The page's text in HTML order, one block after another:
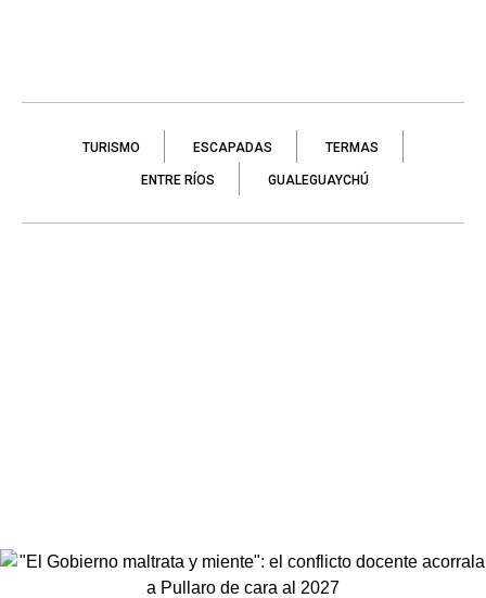
TURISMO ESCAPADAS TERMAS
ENTRE RÍOS GUALEGUAYCHÚ